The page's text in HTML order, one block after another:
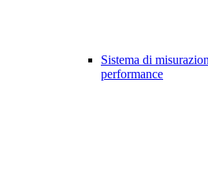
Sistema di
performance